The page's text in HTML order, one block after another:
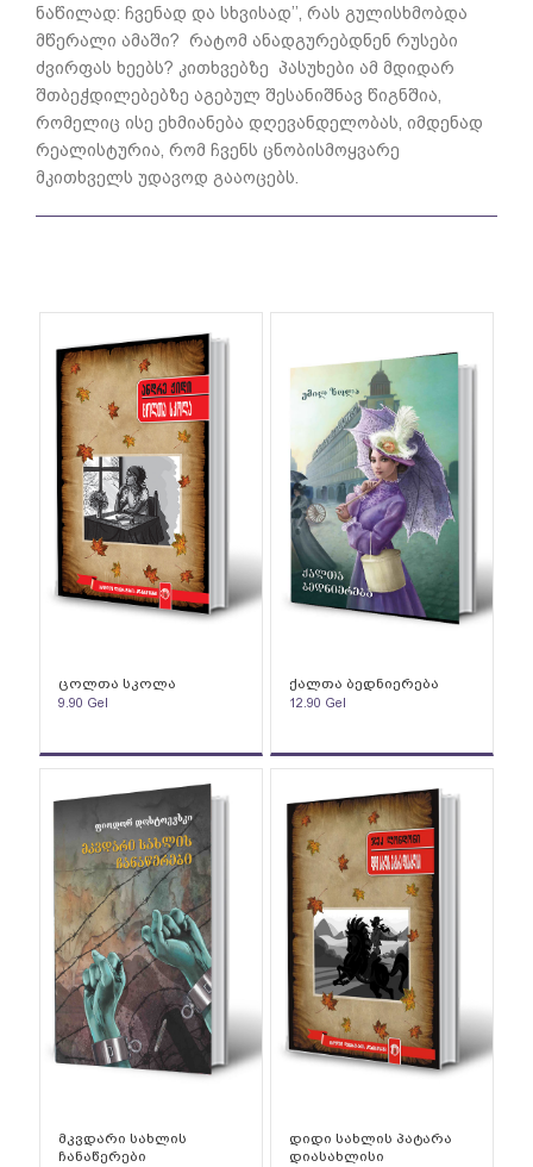
ნაწილად: ჩვენად და სხვისად’’, რას გულისხმობდა
მწერალი ამაში? რატომ ანადგურებდნენ რუსები
ძვირფას ხეებს? კითხვებზე პასუხები ამ მდიდარ
შთბეჭდილებებზე აგებულ შესანიშნავ წიგნშია,
რომელიც ისე ეხმიანება დღევანდელობას, იმდენად
რეალისტურია, რომ ჩვენს ცნობისმოყვარე
მკითხველს უდავოდ გააოცებს.
ცოლთა სკოლა
9.90 Gel
ქალთა ბედნიერება
12.90 Gel
მკვდარი სახლის
ჩანაწერები
დიდი სახლის პატარა
დიასახლისი